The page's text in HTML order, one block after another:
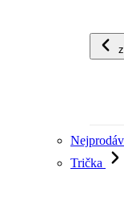
Trička